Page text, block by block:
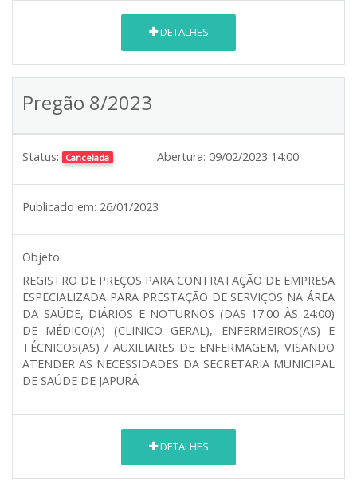
DETALHES
Pregão 8/2023
Status: Cancelada Abertura: 09/02/2023 14:00
Publicado em: 26/01/2023
Objeto:
REGISTRO DE PREÇOS PARA CONTRATAÇÃO DE EMPRESA
ESPECIALIZADA PARA PRESTAÇÃO DE SERVIÇOS NA ÁREA
DA SAÚDE, DIÁRIOS E NOTURNOS (DAS 17:00 ÀS 24:00)
DE MÉDICO(A) (CLINICO GERAL), ENFERMEIROS(AS) E
TÉCNICOS(AS) / AUXILIARES DE ENFERMAGEM, VISANDO
ATENDER AS NECESSIDADES DA SECRETARIA MUNICIPAL
DE SAÚDE DE JAPURÁ
DETALHES